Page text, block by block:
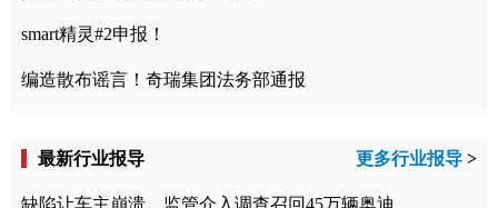
smart精灵#2申报！
编造散布谣言！奇瑞集团法务部通报
最新行业报导 更多行业报导 >